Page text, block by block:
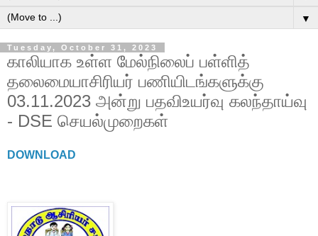
▼
Tuesday, October 31, 2023
காலியாக உள்ள மேல்நிலைப் பள்ளித்
தலைமையாசிரியர் பணியிடங்களுக்கு
03.11.2023 அன்று பதவிஉயர்வு கலந்தாய்வு
- DSE செயல்முறைகள்
DOWNLOAD